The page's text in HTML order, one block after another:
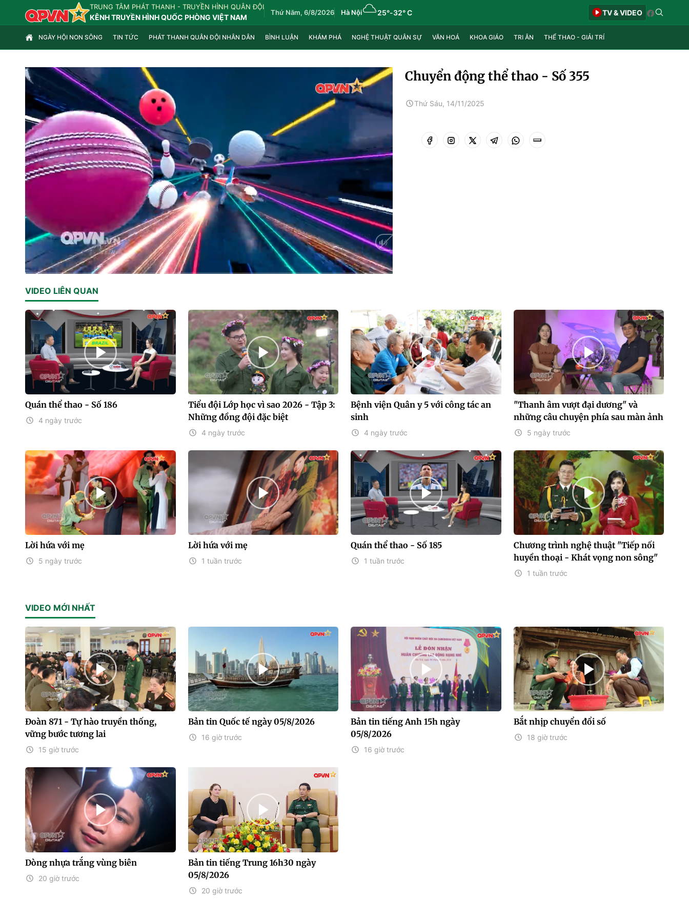
TRUNG TÂM PHÁT THANH - TRUYỀN HÌNH QUÂN ĐỘI
KÊNH TRUYỀN HÌNH QUỐC PHÒNG VIỆT NAM
Thứ Năm, 6/8/2026 Hà Nội 25°-32° C TV & VIDEO
NGÀY HỘI NON SÔNG TIN TỨC PHÁT THANH QUÂN ĐỘI NHÂN DÂN BÌNH LUẬN KHÁM PHÁ NGHỆ THUẬT QUÂN SỰ VĂN HOÁ KHOA GIÁO TRI ÂN THỂ THAO - GIẢI TRÍ
Chuyển động thể thao - Số 355
Thứ Sáu, 14/11/2025
VIDEO LIÊN QUAN
Quán thể thao - Số 186
4 ngày trước
Tiểu đội Lớp học vì sao 2026 - Tập 3:
Những đồng đội đặc biệt
4 ngày trước
Bệnh viện Quân y 5 với công tác an
sinh
4 ngày trước
"Thanh âm vượt đại dương" và
những câu chuyện phía sau màn ảnh
5 ngày trước
Lời hứa với mẹ
5 ngày trước
Lời hứa với mẹ
1 tuần trước
Quán thể thao - Số 185
1 tuần trước
Chương trình nghệ thuật "Tiếp nối
huyền thoại - Khát vọng non sông"
1 tuần trước
VIDEO MỚI NHẤT
Đoàn 871 - Tự hào truyền thống,
vững bước tương lai
15 giờ trước
Bản tin Quốc tế ngày 05/8/2026
16 giờ trước
Bản tin tiếng Anh 15h ngày
05/8/2026
16 giờ trước
Bắt nhịp chuyển đổi số
18 giờ trước
Dòng nhựa trắng vùng biên
20 giờ trước
Bản tin tiếng Trung 16h30 ngày
05/8/2026
20 giờ trước